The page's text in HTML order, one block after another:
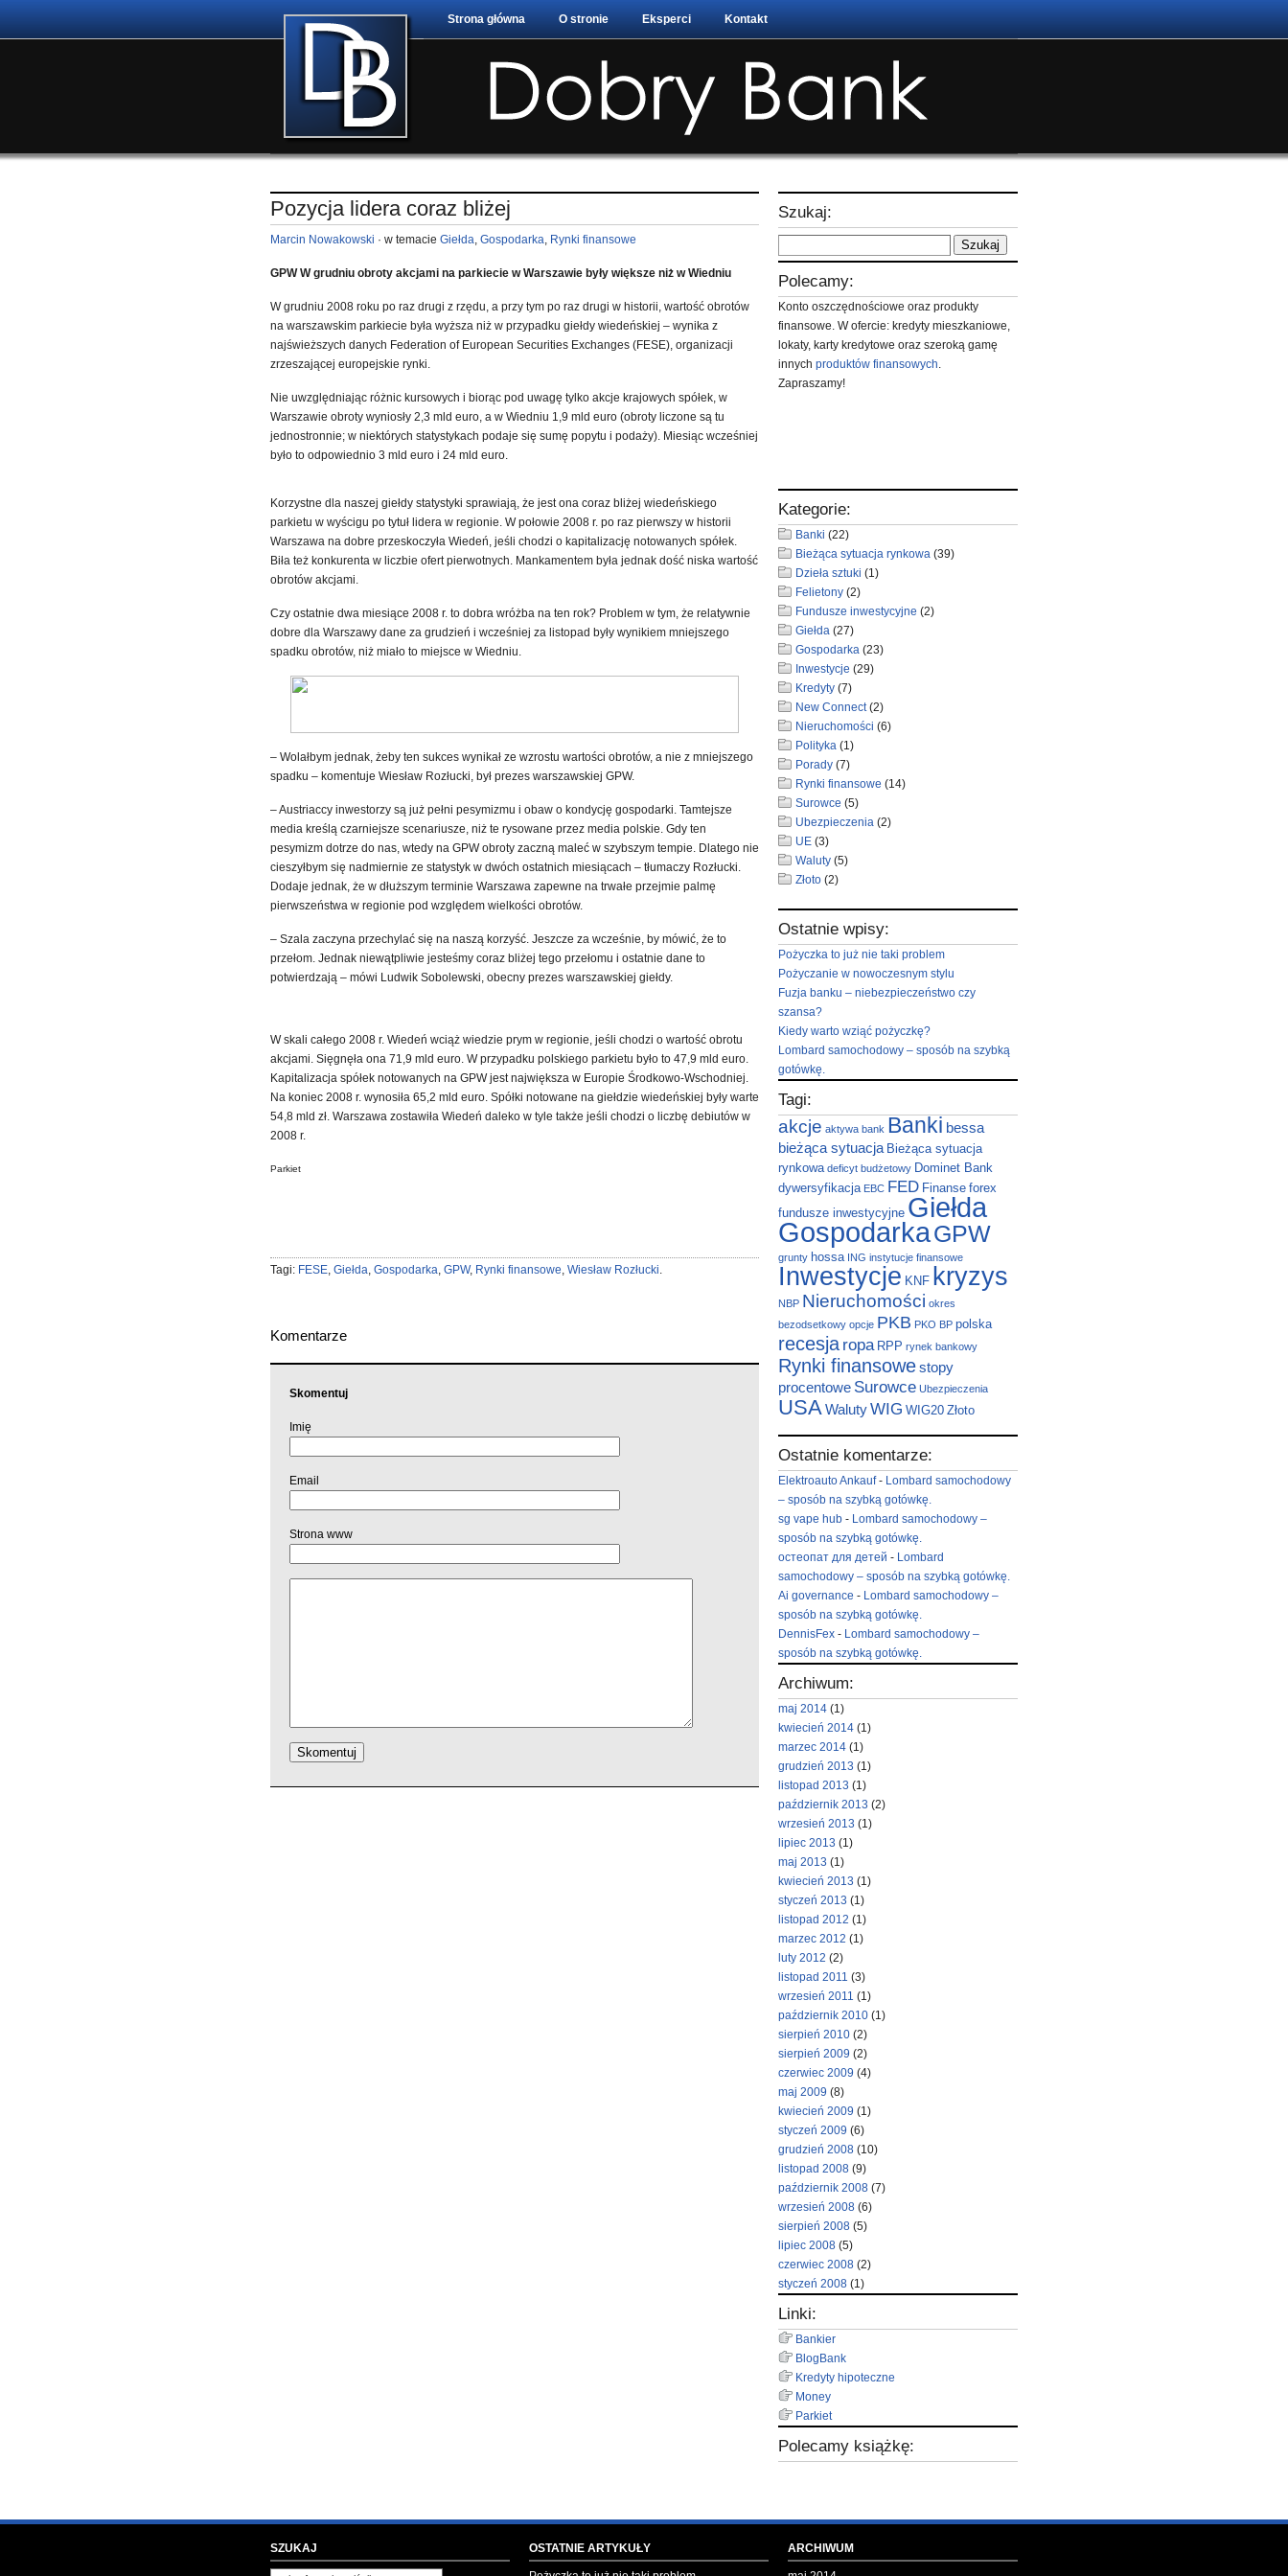
Strona główna O stronie Eksperci Kontakt
Pozycja lidera coraz bliżej
Marcin Nowakowski · w temacie Giełda, Gospodarka, Rynki finansowe
GPW W grudniu obroty akcjami na parkiecie w Warszawie były większe niż w Wiedniu
W grudniu 2008 roku po raz drugi z rzędu, a przy tym po raz drugi w historii, wartość obrotów
na warszawskim parkiecie była wyższa niż w przypadku giełdy wiedeńskiej – wynika z
najświeższych danych Federation of European Securities Exchanges (FESE), organizacji
zrzeszającej europejskie rynki.
Nie uwzględniając różnic kursowych i biorąc pod uwagę tylko akcje krajowych spółek, w
Warszawie obroty wyniosły 2,3 mld euro, a w Wiedniu 1,9 mld euro (obroty liczone są tu
jednostronnie; w niektórych statystykach podaje się sumę popytu i podaży). Miesiąc wcześniej
było to odpowiednio 3 mld euro i 24 mld euro.
Korzystne dla naszej giełdy statystyki sprawiają, że jest ona coraz bliżej wiedeńskiego
parkietu w wyścigu po tytuł lidera w regionie. W połowie 2008 r. po raz pierwszy w historii
Warszawa na dobre przeskoczyła Wiedeń, jeśli chodzi o kapitalizację notowanych spółek.
Biła też konkurenta w liczbie ofert pierwotnych. Mankamentem była jednak dość niska wartość
obrotów akcjami.
Czy ostatnie dwa miesiące 2008 r. to dobra wróżba na ten rok? Problem w tym, że relatywnie
dobre dla Warszawy dane za grudzień i wcześniej za listopad były wynikiem mniejszego
spadku obrotów, niż miało to miejsce w Wiedniu.
– Wolałbym jednak, żeby ten sukces wynikał ze wzrostu wartości obrotów, a nie z mniejszego
spadku – komentuje Wiesław Rozłucki, był prezes warszawskiej GPW.
– Austriaccy inwestorzy są już pełni pesymizmu i obaw o kondycję gospodarki. Tamtejsze
media kreślą czarniejsze scenariusze, niż te rysowane przez media polskie. Gdy ten
pesymizm dotrze do nas, wtedy na GPW obroty zaczną maleć w szybszym tempie. Dlatego nie
cieszyłbym się nadmiernie ze statystyk w dwóch ostatnich miesiącach – tłumaczy Rozłucki.
Dodaje jednak, że w dłuższym terminie Warszawa zapewne na trwałe przejmie palmę
pierwszeństwa w regionie pod względem wielkości obrotów.
– Szala zaczyna przechylać się na naszą korzyść. Jeszcze za wcześnie, by mówić, że to
przełom. Jednak niewątpliwie jesteśmy coraz bliżej tego przełomu i ostatnie dane to
potwierdzają – mówi Ludwik Sobolewski, obecny prezes warszawskiej giełdy.
W skali całego 2008 r. Wiedeń wciąż wiedzie prym w regionie, jeśli chodzi o wartość obrotu
akcjami. Sięgnęła ona 71,9 mld euro. W przypadku polskiego parkietu było to 47,9 mld euro.
Kapitalizacja spółek notowanych na GPW jest największa w Europie Środkowo-Wschodniej.
Na koniec 2008 r. wynosiła 65,2 mld euro. Spółki notowane na giełdzie wiedeńskiej były warte
54,8 mld zł. Warszawa zostawiła Wiedeń daleko w tyle także jeśli chodzi o liczbę debiutów w
2008 r.
Parkiet
Tagi: FESE, Giełda, Gospodarka, GPW, Rynki finansowe, Wiesław Rozłucki.
Komentarze
Skomentuj
Imię
Email
Strona www
Szukaj:
Polecamy:
Konto oszczędnościowe oraz produkty
finansowe. W ofercie: kredyty mieszkaniowe,
lokaty, karty kredytowe oraz szeroką gamę
innych produktów finansowych.
Zapraszamy!
Kategorie:
Banki (22)
Bieżąca sytuacja rynkowa (39)
Dzieła sztuki (1)
Felietony (2)
Fundusze inwestycyjne (2)
Giełda (27)
Gospodarka (23)
Inwestycje (29)
Kredyty (7)
New Connect(2)
Nieruchomości (6)
Polityka (1)
Porady (7)
Rynki finansowe (14)
Surowce (5)
Ubezpieczenia (2)
UE (3)
Waluty (5)
Złoto (2)
Ostatnie wpisy:
Pożyczka to już nie taki problem
Pożyczanie w nowoczesnym stylu
Fuzja banku – niebezpieczeństwo czy
szansa?
Kiedy warto wziąć pożyczkę?
Lombard samochodowy – sposób na szybką
gotówkę.
Tagi:
akcje aktywa bank Banki bessa
bieżąca sytuacja Bieżąca sytuacja
rynkowa deficyt budżetowy Dominet Bank
dywersyfikacja EBC FED Finanse forex
fundusze inwestycyjne Giełda
GospodarkaGPW
grunty hossa ING instytucje finansowe
Inwestycje KNF kryzys
NBP Nieruchomości okres
bezodsetkowy opcje PKB PKO BP polska
recesja ropa RPP rynek bankowy
Rynki finansowestopy
procentowe Surowce Ubezpieczenia
USAWalutyWIG WIG20 Złoto
Ostatnie komentarze:
Elektroauto Ankauf- Lombard samochodowy
– sposób na szybką gotówkę.
sg vape hub - Lombard samochodowy –
sposób na szybką gotówkę.
остеопат для детей - Lombard
samochodowy – sposób na szybką gotówkę.
Ai governance - Lombard samochodowy –
sposób na szybką gotówkę.
DennisFex - Lombard samochodowy –
sposób na szybką gotówkę.
Archiwum:
maj 2014 (1)
kwiecień 2014 (1)
marzec 2014 (1)
grudzień 2013 (1)
listopad 2013 (1)
październik 2013 (2)
wrzesień 2013 (1)
lipiec 2013 (1)
maj 2013 (1)
kwiecień 2013 (1)
styczeń 2013 (1)
listopad 2012 (1)
marzec 2012 (1)
luty 2012 (2)
listopad 2011 (3)
wrzesień 2011 (1)
październik 2010 (1)
sierpień 2010 (2)
sierpień 2009 (2)
czerwiec 2009 (4)
maj 2009 (8)
kwiecień 2009 (1)
styczeń 2009 (6)
grudzień 2008 (10)
listopad 2008 (9)
październik 2008 (7)
wrzesień 2008 (6)
sierpień 2008 (5)
lipiec 2008 (5)
czerwiec 2008 (2)
styczeń 2008 (1)
Linki:
Bankier
BlogBank
Kredyty hipoteczne
Money
Parkiet
Polecamy książkę:
SZUKAJ OSTATNIE ARTYKUŁY ARCHIWUM